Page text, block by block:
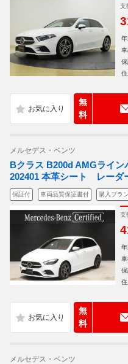
支
車
無
料
メルセデス・ベンツ
Bクラス B200d AMGライ
202401 本革シート レーダ
保証付 車両品質保証書付 購入プラ
支
車
無
料
メルセデス・ベンツ